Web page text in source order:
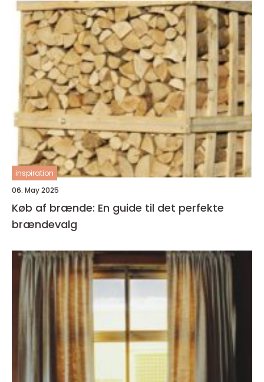
inspiration
06. May 2025
Køb af brænde: En guide til det perfekte
brændevalg